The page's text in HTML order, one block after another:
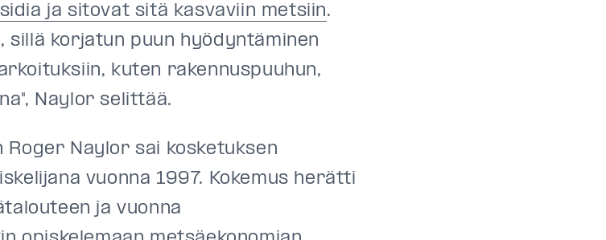
ja sitovat sitä kasvaviin metsiin.
sillä korjatun puun hyödyntäminen
kuten rakennuspuuhun,
Naylor selittää.
Roger Naylor sai kosketuksen
vuonna 1997. Kokemus herätti
ja vuonna